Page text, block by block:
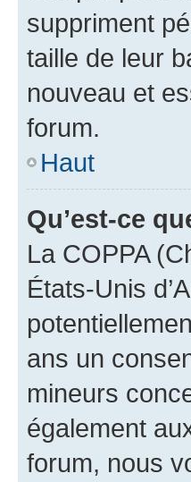
suppriment
taille de leur
nouveau et
forum.
Haut
Qu’est-ce
La COPPA
États-Unis
ans un
mineurs
également
forum, nous